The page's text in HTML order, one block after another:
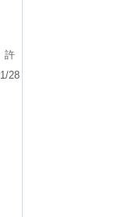
許
1/28